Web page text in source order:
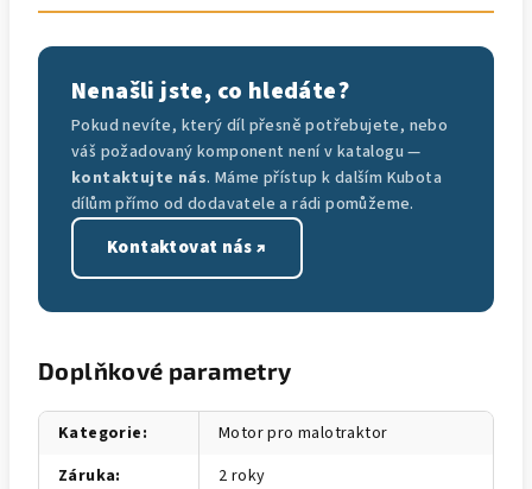
Nenašli jste, co hledáte?
Pokud nevíte, který díl přesně potřebujete, nebo
váš požadovaný komponent není v katalogu —
kontaktujte nás. Máme přístup k dalším Kubota
dílům přímo od dodavatele a rádi pomůžeme.
Kontaktovat nás ↗
Doplňkové parametry
Kategorie:
Motor pro malotraktor
Záruka:
2 roky